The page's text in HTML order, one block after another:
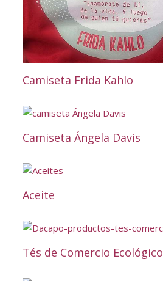
Camiseta Frida Kahlo
Camiseta Ángela Davis
Aceite
Tés de Comercio Ecológico